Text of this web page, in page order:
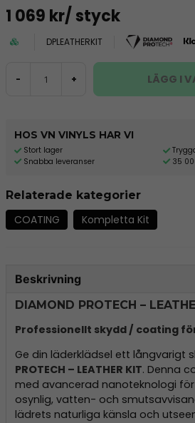
1 069 kr/ styck
DPLEATHERKIT
- + LÄGG I
HOS VN VINYLS HAR VI
Stort lager
Snabba leveranser
35
Relaterade kategorier
COATING Kompletta Kit
Beskrivning
DIAMOND PROTECH –
Professionellt skydd / coating
Ge din läderklädsel ett långvarigt
PROTECH – LEATHER KIT. Denna
med avancerad nanoteknologi
osynlig, vatten- och
lädrets naturliga känsla och